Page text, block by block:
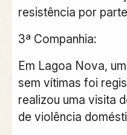
resistência por
3ª Companhia:
Em Lagoa Nova,
sem vítimas foi
realizou uma visita
de violência